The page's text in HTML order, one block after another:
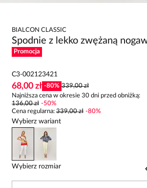
BIALCON CLASSIC
Spodnie z lekko zwężaną
Promocja
C3-002123421
68,00 zł -80% 339,00 zł
Najniższa cena w okresie 30 dni przed obniżką:
136,00 zł -50%
Cena regularna: 339,00 zł -80%
Wybierz wariant
Wybierz rozmiar